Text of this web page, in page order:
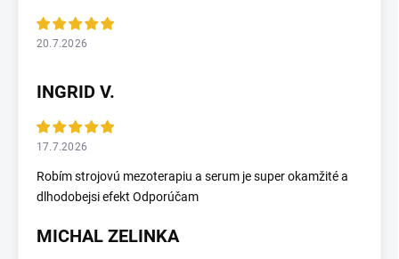
20.7.2026
INGRID V.
17.7.2026
Robím strojovú mezoterapiu a serum je super okamžité a
dlhodobejsi efekt Odporúčam
MICHAL ZELINKA